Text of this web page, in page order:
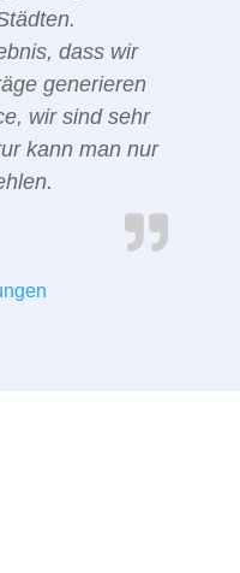
dass wir
generieren
wir sind sehr
kann man nur